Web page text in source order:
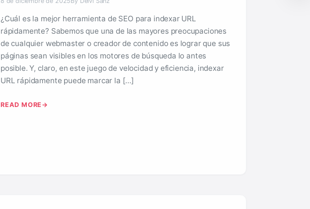
¿Cuál es la mejor herramienta de SEO para indexar URL
rápidamente? Sabemos que una de las mayores preocupaciones
de cualquier webmaster o creador de contenido es lograr que sus
páginas sean visibles en los motores de búsqueda lo antes
posible. Y, claro, en este juego de velocidad y eficiencia, indexar
URL rápidamente puede marcar la […]
READ MORE